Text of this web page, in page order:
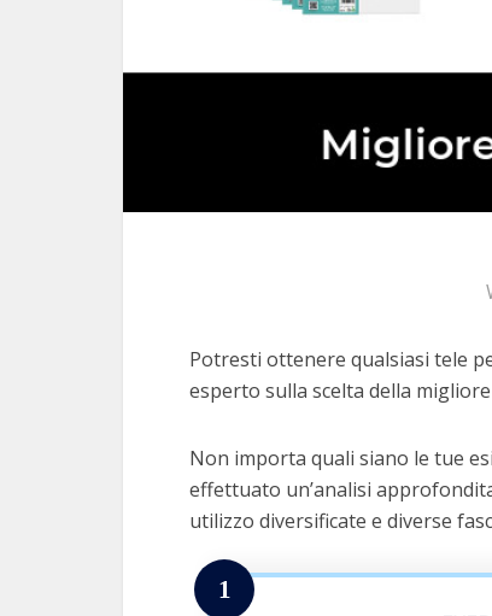
Potresti ottenere qualsiasi tele
esperto sulla scelta della
Non importa quali siano le tue
effettuato un’analisi
utilizzo diversificate e diverse
1